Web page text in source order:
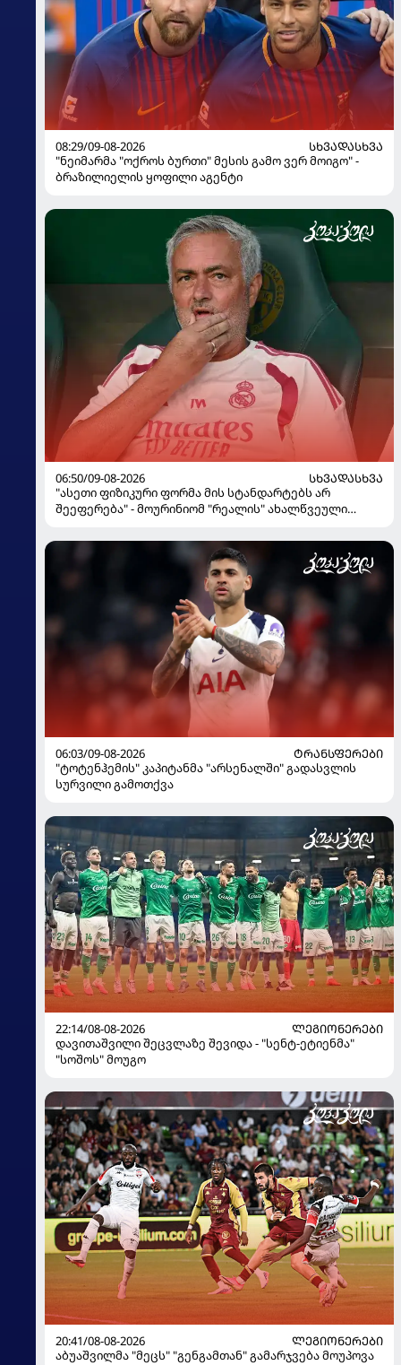
08:29/09-08-2026
ᲡᲮᲕᲐᲓᲐᲡᲮᲕᲐ
"ნეიმარმა "ოქროს ბურთი" მესის გამო ვერ მოიგო" -
ბრაზილიელის ყოფილი აგენტი
06:50/09-08-2026
ᲡᲮᲕᲐᲓᲐᲡᲮᲕᲐ
"ასეთი ფიზიკური ფორმა მის სტანდარტებს არ
შეეფერება" - მოურინიომ "რეალის" ახალწვეული
06:03/09-08-2026
ᲢᲠᲐᲜᲡᲤᲔᲠᲔᲑᲘ
"ტოტენჰემის" კაპიტანმა "არსენალში" გადასვლის
სურვილი გამოთქვა
22:14/08-08-2026
ᲚᲔᲒᲘᲝᲜᲔᲠᲔᲑᲘ
დავითაშვილი შეცვლაზე შევიდა - "სენტ-ეტიენმა"
"სოშოს" მოუგო
20:41/08-08-2026
ᲚᲔᲒᲘᲝᲜᲔᲠᲔᲑᲘ
აბუაშვილმა "მეცს" "გენგამთან" გამარჯვება მოუპოვა